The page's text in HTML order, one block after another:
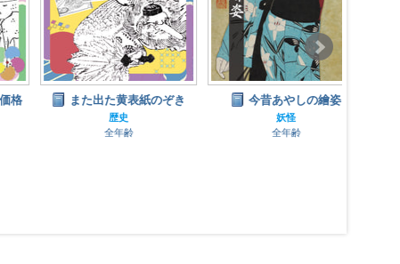
また出た黄表紙のぞき
全年齢
今昔あやしの繪姿
全年齢